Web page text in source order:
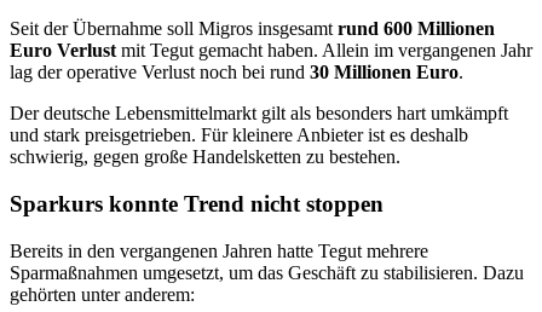
Seit der Übernahme soll Migros insgesamt rund 600 Millionen
Euro Verlust mit Tegut gemacht haben. Allein im vergangenen Jahr
lag der operative Verlust noch bei rund 30 Millionen Euro.
Der deutsche Lebensmittelmarkt gilt als besonders hart umkämpft
und stark preisgetrieben. Für kleinere Anbieter ist es deshalb
schwierig, gegen große Handelsketten zu bestehen.
Sparkurs konnte Trend nicht stoppen
Bereits in den vergangenen Jahren hatte Tegut mehrere
Sparmaßnahmen umgesetzt, um das Geschäft zu stabilisieren. Dazu
gehörten unter anderem: